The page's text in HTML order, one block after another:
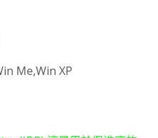
Me,Win XP